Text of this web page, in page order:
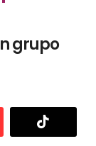
grupo